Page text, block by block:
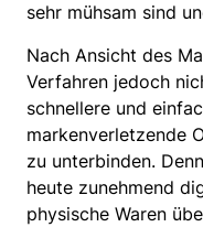
sehr mühsam sind
Nach Ansicht des
Verfahren jedoch
schnellere und
markenverletzende
zu unterbinden.
heute zunehmend
physische Waren